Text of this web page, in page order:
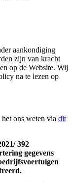
aankondiging
zijn van kracht
op de Website. Wij
na te lezen op
ons weten via dit
392
gegevens